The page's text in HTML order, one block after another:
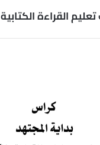
القراءة الكتابية